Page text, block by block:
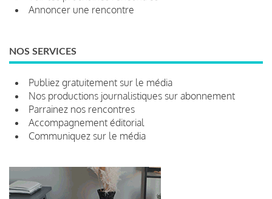
Annoncer une rencontre
NOS SERVICES
Publiez gratuitement sur le média
Nos productions journalistiques sur abonnement
Parrainez nos rencontres
Accompagnement éditorial
Communiquez sur le média